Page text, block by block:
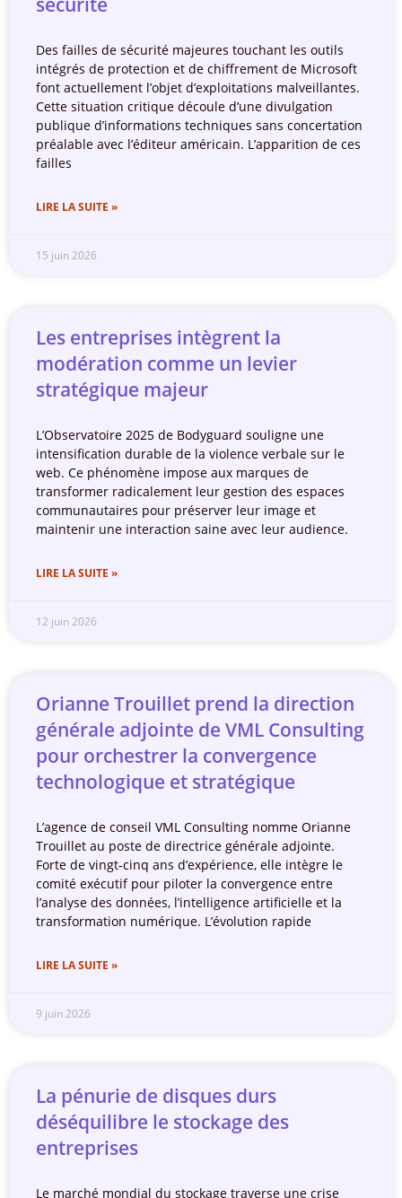
Des failles de sécurité majeures touchant les outils
intégrés de protection et de chiffrement de Microsoft
font actuellement l’objet d’exploitations malveillantes.
Cette situation critique découle d’une divulgation
publique d’informations techniques sans concertation
préalable avec l’éditeur américain. L’apparition de ces
failles
LIRE LA SUITE »
15 juin 2026
Les entreprises intègrent la
modération comme un levier
stratégique majeur
L’Observatoire 2025 de Bodyguard souligne une
intensification durable de la violence verbale sur le
web. Ce phénomène impose aux marques de
transformer radicalement leur gestion des espaces
communautaires pour préserver leur image et
maintenir une interaction saine avec leur audience.
LIRE LA SUITE »
12 juin 2026
Orianne Trouillet prend la direction
générale adjointe de VML Consulting
pour orchestrer la convergence
technologique et stratégique
L’agence de conseil VML Consulting nomme Orianne
Trouillet au poste de directrice générale adjointe.
Forte de vingt-cinq ans d’expérience, elle intègre le
comité exécutif pour piloter la convergence entre
l’analyse des données, l’intelligence artificielle et la
transformation numérique. L’évolution rapide
LIRE LA SUITE »
9 juin 2026
La pénurie de disques durs
déséquilibre le stockage des
entreprises
Le marché mondial du stockage traverse une crise